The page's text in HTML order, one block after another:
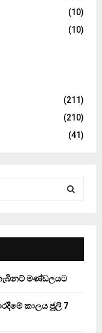
(10)
(10)
(211)
(210)
(41)
E
A
මණ්ඩලයට
කාලය ජූලි 7